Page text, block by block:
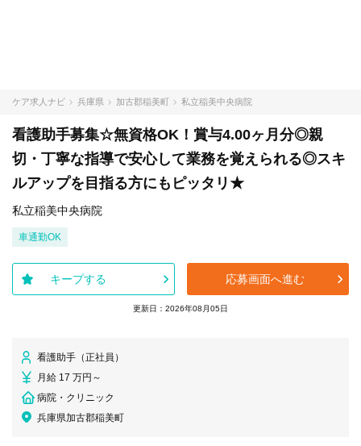
ケア求人ナビ 兵庫県 加古郡稲美町 私立稲美中央病院
看護助手募集☆無資格OK！賞与4.00ヶ月分◎親
切・丁寧な指導で安心して業務を覚えられる◎スキ
ルアップを目指る方にもピッタリ★
私立稲美中央病院
車通勤OK
キープする 応募画面へ進む
更新日：2026年08月05日
看護助手（正社員）
月給 17 万円～
病院・クリニック
兵庫県加古郡稲美町